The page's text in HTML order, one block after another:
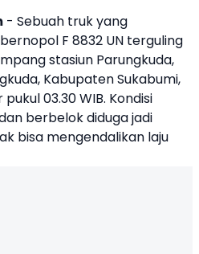
- Sebuah trukyang
F 8832 UN terguling
stasiun Parungkuda,
KabupatenSukabumi,
03.30 WIB. Kondisi
berbelok diduga jadi
bisa mengendalikan laju